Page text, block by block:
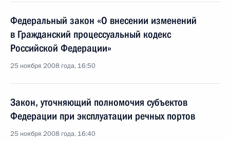
Федеральный закон «О внесении изменений
в Гражданский процессуальный кодекс
Российской Федерации»
25 ноября 2008 года, 16:50
Закон, уточняющий полномочия субъектов
Федерации при эксплуатации речных портов
25 ноября 2008 года, 16:40